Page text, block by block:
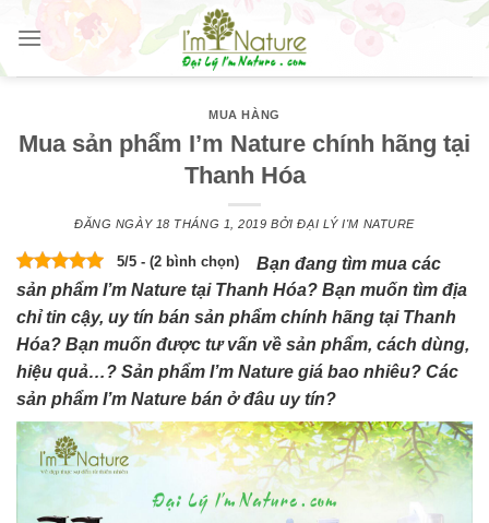
Skip
content
MUA HÀNG
Mua sản phẩm I’m Nature chính hãng tại
Thanh Hóa
ĐĂNG NGÀY 18 THÁNG 1, 2019 BỞIĐẠI LÝ I'M NATURE
5/5 - (2 bình chọn)
Bạn đang tìm mua các
sản phẩm I’m Nature tại Thanh Hóa? Bạn muốn tìm địa
chỉ tin cậy, uy tín bán sản phẩm chính hãng tại Thanh
Hóa? Bạn muốn được tư vấn về sản phẩm, cách dùng,
hiệu quả…? Sản phẩm I’m Nature giá bao nhiêu? Các
sản phẩm I’m Nature bán ở đâu uy tín?